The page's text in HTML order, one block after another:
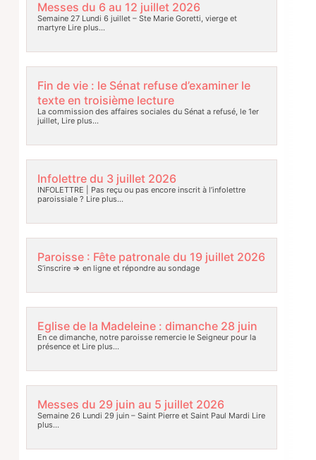
Messes du 6 au 12 juillet 2026
Semaine 27 Lundi 6 juillet – Ste Marie Goretti, vierge et
martyreLire plus…
Fin de vie : le Sénat refuse d’examiner le
texte en troisième lecture
La commission des affaires sociales du Sénat a refusé, le 1er
juillet, Lire plus…
Infolettre du 3 juillet 2026
INFOLETTRE | Pas reçu ou pas encore inscrit à l’infolettre
paroissiale ? Lire plus…
Paroisse : Fête patronale du 19 juillet 2026
S’inscrire => en ligne et répondre au sondage
Eglise de la Madeleine : dimanche 28 juin
En ce dimanche, notre paroisse remercie le Seigneur pour la
présence etLire plus…
Messes du 29 juin au 5 juillet 2026
Semaine 26 Lundi 29 juin – Saint Pierre et Saint Paul Mardi Lire
plus…